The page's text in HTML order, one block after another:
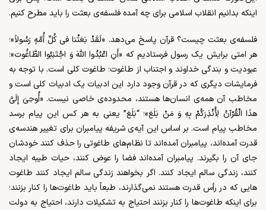
اینکه بدانیم انقلاب اسلامی برای چه آمده فلسفه­‌ی بعثت را باید مطرح کنیم.
فلسفه­‌ی بعثت چیست؟ قرآن پاسخ می­‌دهد. «لَقَدْ بَعَثْنا فی‏ کُلِّ أُمَّهٍ رَسُولاً»؛
هر امتی برایش یک رسول فرستادیم که «أَنِ اعْبُدُوا اللَّهَ وَ اجْتَنِبُوا الطَّاغُوت‏»؛
عبودیت و بندگی خداوند و اجتناب از طاغوت؛ طاغوت کلی است. با توجه به
فرمایشات دیگری که در قرآن وجود دارد این ادبیات یک ادبیات کلی است و
مخاطب آن همه­‌ی انسان­‌ها هستند، محدوده­‌ی خاصی نیست. «أُوحِیَ إِلَیَّ
هذَا الْقُرْآنُ لِأُنْذِرَکُمْ بِهِ وَ مَنْ بَلَغ‏»؛ “بَلَغ” یعنی به هر کس این پیام برسد
مخاطب پیام است. بر اساس این آیه­‌ی شریفه پیامبران برای تغییر هندسه­‌ی
قدرت آمده‌­اند، پیامبران آمده­­‌اند تا نظام­‌های طاغوتی را حذف کنند خودشان
جای آن را بگیرند. پیامبران آمده­‌اند فضا را عوض کنند، حیات طیبه ایجاد
کنند، زندگی سالم ایجاد کنند. اگر بخواهند زندگی سالم ایجاد کنند طاغوت­‌
هایی که در رأس قدرت هستند نمی­‌گذارند، طبعاً باید طاغوت­‌ها را کنار بزنند؛
برای اینکه طاغوت­‌ها را کنار بزنند احتیاج به تشکیلات دارند، احتیاج به دولت